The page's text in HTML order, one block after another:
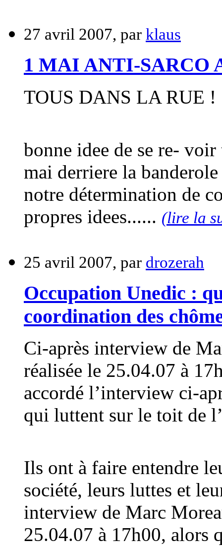
27 avril 2007, par klaus
1 MAI ANTI-SARCO
TOUS DANS LA RUE !
bonne idee de se re-
mai derriere la
notre détermination de
propres idees...... (lire la
25 avril 2007, par drozerah
Occupation Unedic :
coordination des
Ci-après interview de
réalisée le 25.04.07 à
accordé l’interview ci-
qui luttent sur le toit de
Ils ont à faire entendre
société, leurs luttes et
interview de Marc
25.04.07 à 17h00, alors